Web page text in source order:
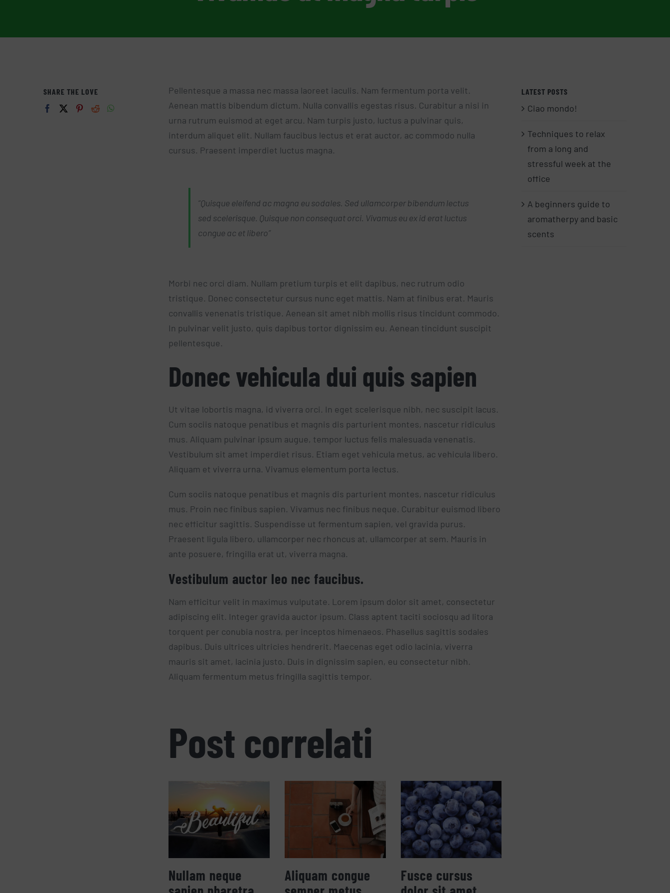
Pellentesque a massa nec massa laoreet iaculis. Nam fermentum porta velit.
Aenean mattis bibendum dictum. Nulla convallis egestas risus. Curabitur a nisi in
urna rutrum euismod at eget arcu. Nam turpis justo, luctus a pulvinar quis,
interdum aliquet elit. Nullam faucibus lectus et erat auctor, ac commodo nulla
cursus. Praesent imperdiet luctus magna.
“Quisque eleifend ac magna eu sodales. Sed ullamcorper bibendum lectus
sed scelerisque. Quisque non consequat orci. Vivamus eu ex id erat luctus
congue ac et libero”
Morbi nec orci diam. Nullam pretium turpis et elit dapibus, nec rutrum odio
tristique. Donec consectetur cursus nunc eget mattis. Nam at finibus erat. Mauris
convallis venenatis tristique. Aenean sit amet nibh mollis risus tincidunt commodo.
In pulvinar velit justo, quis dapibus tortor dignissim eu. Aenean tincidunt suscipit
pellentesque.
Donec vehicula dui quis sapien
Ut vitae lobortis magna, id viverra orci. In eget scelerisque nibh, nec suscipit lacus.
Cum sociis natoque penatibus et magnis dis parturient montes, nascetur ridiculus
mus. Aliquam pulvinar ipsum augue, tempor luctus felis malesuada venenatis.
Vestibulum sit amet imperdiet risus. Etiam eget vehicula metus, ac vehicula libero.
Aliquam et viverra urna. Vivamus elementum porta lectus.
Cum sociis natoque penatibus et magnis dis parturient montes, nascetur ridiculus
mus. Proin nec finibus sapien. Vivamus nec finibus neque. Curabitur euismod libero
nec efficitur sagittis. Suspendisse ut fermentum sapien, vel gravida purus.
Praesent ligula libero, ullamcorper nec rhoncus at, ullamcorper at sem. Mauris in
ante posuere, fringilla erat ut, viverra magna.
Vestibulum auctor leo nec faucibus.
Nam efficitur velit in maximus vulputate. Lorem ipsum dolor sit amet, consectetur
adipiscing elit. Integer gravida auctor ipsum. Class aptent taciti sociosqu ad litora
torquent per conubia nostra, per inceptos himenaeos. Phasellus sagittis sodales
dapibus. Duis ultrices ultricies hendrerit. Maecenas eget odio lacinia, viverra
mauris sit amet, lacinia justo. Duis in dignissim sapien, eu consectetur nibh.
Aliquam fermentum metus fringilla sagittis tempor.
Post correlati
Nullam neque
Aliquam congue
Fusce cursus
SHARE THE LOVE LATEST POSTS
Ciao mondo!
Techniques to relax
from a long and
stressful week at the
office
A beginners guide to
aromatherpy and basic
scents